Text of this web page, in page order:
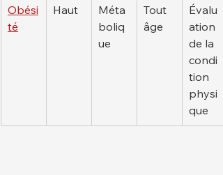
Obési
té
Haut
Méta
boliq
ue
Tout
âge
Évalu
ation
de la
condi
tion
physi
que